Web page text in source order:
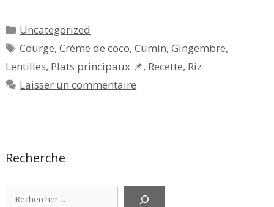
Catégories
Uncategorized
Étiquettes
Courge,Crème de coco,Cumin,Gingembre,
Lentilles, Plats principaux 📌, Recette, Riz
Laisser un commentaire
Recherche